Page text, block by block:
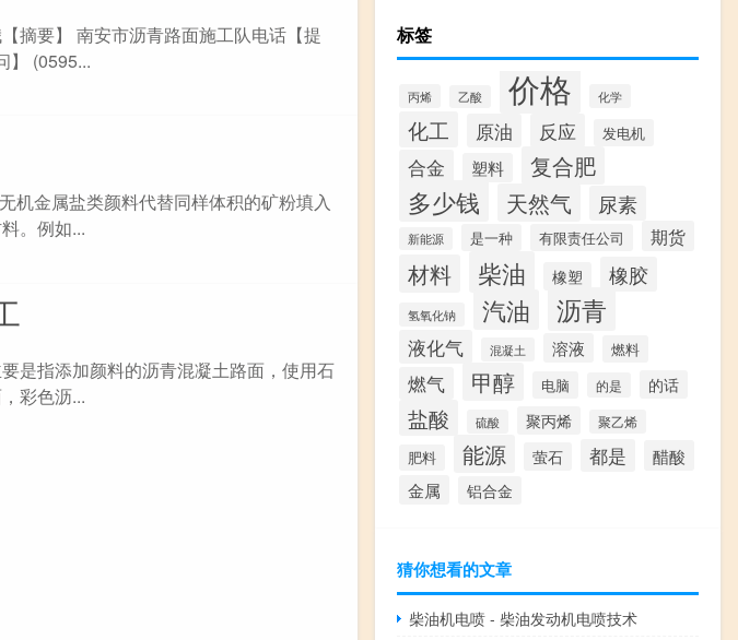
摘要】 南安市沥青路面施工队电话【提
】 (0595...
机金属盐类颜料代替同样体积的矿粉填入
。例如...
是指添加颜料的沥青混凝土路面，使用石
彩色沥...
标签
丙烯 乙酸 价格 化学
化工 原油 反应 发电机
合金 塑料 复合肥
多少钱 天然气 尿素
新能源 是一种 有限责任公司 期货
材料 柴油 橡塑 橡胶
氢氧化钠 汽油 沥青
液化气 混凝土 溶液 燃料
燃气 甲醇 电脑 的是 的话
盐酸 硫酸 聚丙烯 聚乙烯
肥料 能源 萤石 都是 醋酸
金属 铝合金
猜你想看的文章
柴油机电喷 - 柴油发动机电喷技术